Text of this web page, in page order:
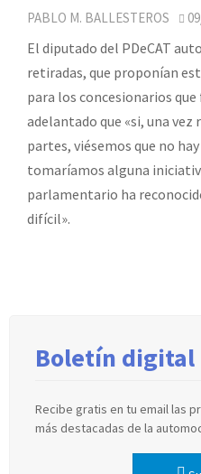
PABLO M. BALLESTEROS
El diputado del PDeCAT
retiradas, que proponían
para los concesionarios
adelantado que «si, una vez
partes, viésemos que no
tomaríamos alguna
parlamentario ha
difícil».
Boletín digital
Recibe gratis en tu email las
más destacadas de la